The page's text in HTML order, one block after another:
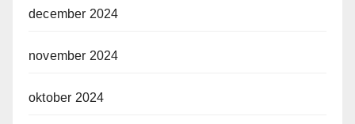
december 2024
november 2024
oktober 2024